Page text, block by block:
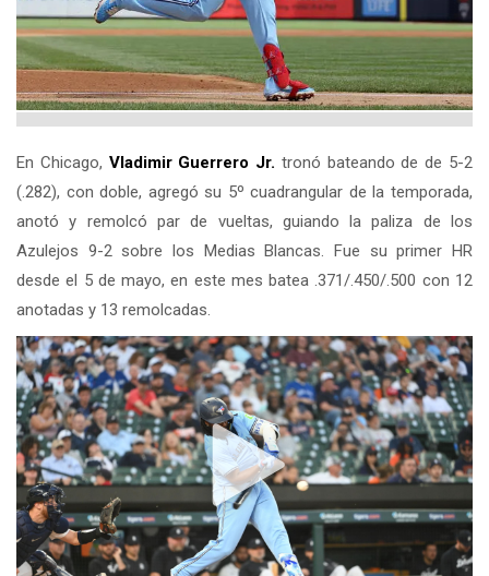
En Chicago, Vladimir Guerrero Jr. tronó bateando de de 5-2
(.282), con doble, agregó su 5º cuadrangular de la temporada,
anotó y remolcó par de vueltas, guiando la paliza de los
Azulejos 9-2 sobre los Medias Blancas. Fue su primer HR
desde el 5 de mayo, en este mes batea .371/.450/.500 con 12
anotadas y 13 remolcadas.